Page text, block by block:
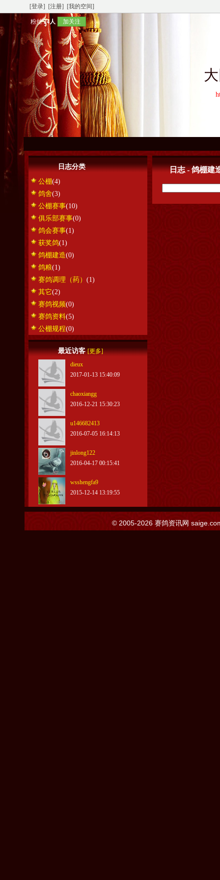
[登录] [注册] [我的空间]
粉丝24人 加关注
日志分类
公棚(4)
鸽舍(3)
公棚赛事(10)
俱乐部赛事(0)
鸽会赛事(1)
获奖鸽(1)
鸽棚建造(0)
鸽粮(1)
赛鸽调理（药） (1)
其它(2)
赛鸽视频(0)
赛鸽资料(5)
公棚规程(0)
最近访客[更多]
dieux
2017-01-13 15:40:09
chaoxiangg
2016-12-21 15:30:23
u146682413
2016-07-05 16:14:13
jinlong122
2016-04-17 00:15:41
wsshengfa9
2015-12-14 13:19:55
日志 - 鸽棚建
© 2005-2026 赛鸽资讯网